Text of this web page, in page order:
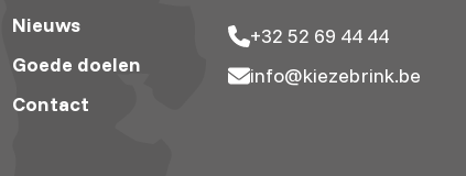
Nieuws
Goede doelen
Contact
+32 52 69 44 44
info@kiezebrink.be